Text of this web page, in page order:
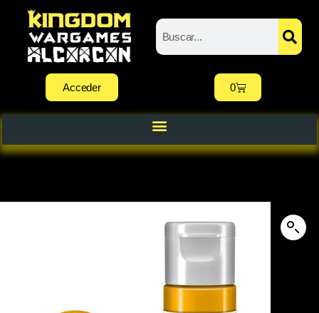
Acceder 0